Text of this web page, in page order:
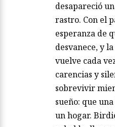
desapareció
rastro. Con el
esperanza de
desvanece, y
vuelve cada
carencias y
sobrevivir
sueño: que
un hogar.